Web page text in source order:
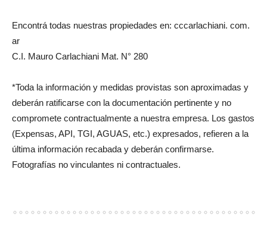
Encontrá todas nuestras propiedades en: cccarlachiani. com.
ar
C.I. Mauro Carlachiani Mat. N° 280
*Toda la información y medidas provistas son aproximadas y
deberán ratificarse con la documentación pertinente y no
compromete contractualmente a nuestra empresa. Los gastos
(Expensas, API, TGI, AGUAS, etc.) expresados, refieren a la
última información recabada y deberán confirmarse.
Fotografías no vinculantes ni contractuales.